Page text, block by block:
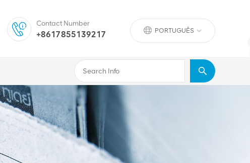
PORTUGUÊS
Contact Number
+8617855139217